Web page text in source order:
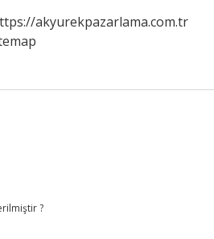
akyurekpazarlama.com.tr
?